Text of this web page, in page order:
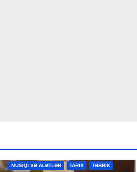
MAHNILAR MƏDƏNİYYƏT MƏDƏNİYYƏT
MUSİQİ VƏ ALƏTLƏR TARİX TƏBRİK